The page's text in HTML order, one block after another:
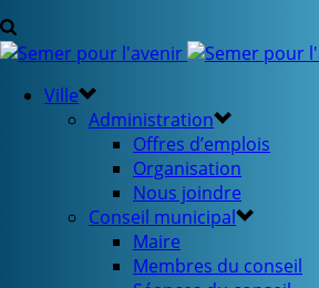
Ville
Administration
Offres d’emplois
Organisation
Nous joindre
Conseil municipal
Maire
Membres du conseil